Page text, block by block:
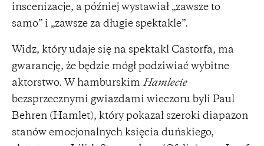
inscenizacje, a później wystawiał „zawsze to
samo” i „zawsze za długie spektakle”.
Widz, który udaje się na spektakl Castorfa, ma
gwarancję, że będzie mógł podziwiać wybitne
aktorstwo. W hamburskim Hamlecie
bezsprzecznymi gwiazdami wieczoru byli Paul
Behren (Hamlet), który pokazał szeroki diapazon
stanów emocjonalnych księcia duńskiego,